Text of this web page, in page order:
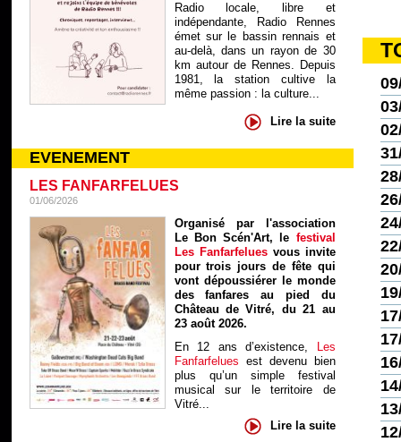
Radio locale, libre et
indépendante, Radio Rennes
émet sur le bassin rennais et
au-delà, dans un rayon de 30
km autour de Rennes. Depuis
1981, la station cultive la
même passion : la culture...
Lire la suite
EVENEMENT
LES FANFARFELUES
01/06/2026
Organisé par l'association
Le Bon Scén'Art, le festival
Les Fanfarfelues vous invite
pour trois jours de fête qui
vont dépoussiérer le monde
des fanfares au pied du
Château de Vitré, du 21 au
23 août 2026.
En 12 ans d’existence, Les
Fanfarfelues est devenu bien
plus qu’un simple festival
musical sur le territoire de
Vitré...
Lire la suite